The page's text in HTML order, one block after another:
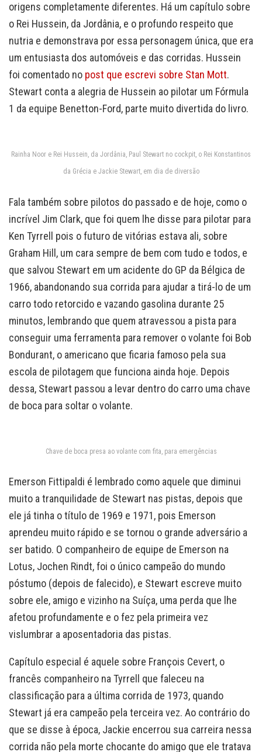
origens completamente diferentes. Há um capítulo sobre
o Rei Hussein, da Jordânia, e o profundo respeito que
nutria e demonstrava por essa personagem única, que era
um entusiasta dos automóveis e das corridas. Hussein
foi comentado no post que escrevi sobre Stan Mott.
Stewart conta a alegria de Hussein ao pilotar um Fórmula
1 da equipe Benetton-Ford, parte muito divertida do livro.
Rainha Noor e Rei Hussein, da Jordânia, Paul Stewart no cockpit, o Rei Konstantinos
da Grécia e Jackie Stewart, em dia de diversão
Fala também sobre pilotos do passado e de hoje, como o
incrível Jim Clark, que foi quem lhe disse para pilotar para
Ken Tyrrell pois o futuro de vitórias estava ali, sobre
Graham Hill, um cara sempre de bem com tudo e todos, e
que salvou Stewart em um acidente do GP da Bélgica de
1966, abandonando sua corrida para ajudar a tirá-lo de um
carro todo retorcido e vazando gasolina durante 25
minutos, lembrando que quem atravessou a pista para
conseguir uma ferramenta para remover o volante foi Bob
Bondurant, o americano que ficaria famoso pela sua
escola de pilotagem que funciona ainda hoje. Depois
dessa, Stewart passou a levar dentro do carro uma chave
de boca para soltar o volante.
Chave de boca presa ao volante com fita, para emergências
Emerson Fittipaldi é lembrado como aquele que diminui
muito a tranquilidade de Stewart nas pistas, depois que
ele já tinha o título de 1969 e 1971, pois Emerson
aprendeu muito rápido e se tornou o grande adversário a
ser batido. O companheiro de equipe de Emerson na
Lotus, Jochen Rindt, foi o único campeão do mundo
póstumo (depois de falecido), e Stewart escreve muito
sobre ele, amigo e vizinho na Suíça, uma perda que lhe
afetou profundamente e o fez pela primeira vez
vislumbrar a aposentadoria das pistas.
Capítulo especial é aquele sobre François Cevert, o
francês companheiro na Tyrrell que faleceu na
classificação para a última corrida de 1973, quando
Stewart já era campeão pela terceira vez. Ao contrário do
que se disse à época, Jackie encerrou sua carreira nessa
corrida não pela morte chocante do amigo que ele tratava